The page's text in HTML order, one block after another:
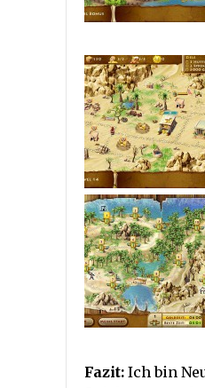
Fazit: Ich bin